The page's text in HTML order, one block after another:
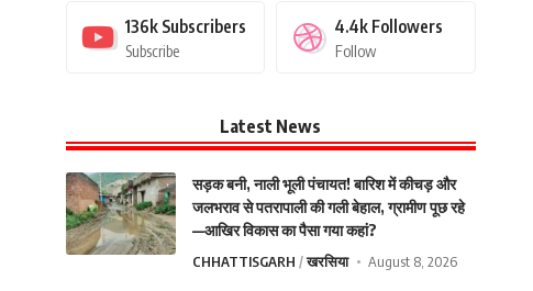
136k Subscribers
Subscribe
4.4k Followers
Follow
Latest News
सड़क बनी, नाली भूली पंचायत! बारिश में कीचड़ और
जलभराव से पतरापाली की गली बेहाल, ग्रामीण पूछ रहे
—आखिर विकास का पैसा गया कहां?
CHHATTISGARH खरसिया August 8, 2026